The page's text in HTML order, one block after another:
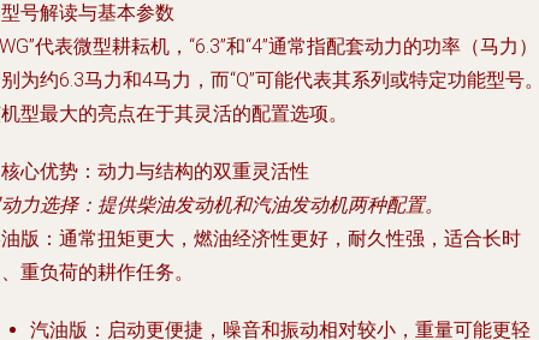
号解读与基本参数
代表微型耕耘机，“6.3”和“4”通常指配套动力的功率（马力
为约6.3马力和4马力，而“Q”可能代表其系列或特定功能型号
型最大的亮点在于其灵活的配置选项。
心优势：动力与结构的双重灵活性
力选择：提供柴油发动机和汽油发动机两种配置。
版 ：通常扭矩更大，燃油经济性更好，耐久性强，适合长时
重负荷的耕作任务。
汽油版 ：启动更便捷，噪音和振动相对较小，重量可能更轻